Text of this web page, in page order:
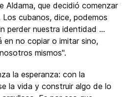
Aldama, que decidió comenzar
Los cubanos, dice, podemos
perder nuestra identidad ...
no copiar o imitar sino,
mismos".
la esperanza: con la
la vida y construir algo de lo